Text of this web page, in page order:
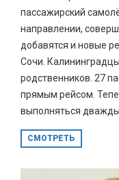
пассажирский
направлении,
добавятся и новые
Сочи.
родственников. 27
прямым рейсом.
выполняться дважды
СМОТРЕТЬ